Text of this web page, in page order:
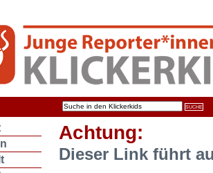
Achtung:
Dieser Link führt